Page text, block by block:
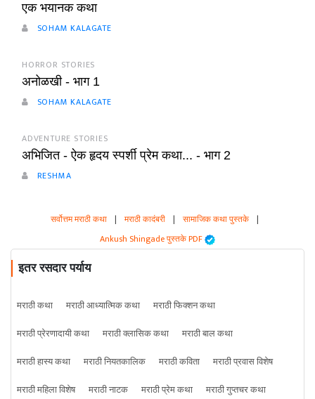
एक भयानक कथा
SOHAM KALAGATE
HORROR STORIES
अनोळखी - भाग 1
SOHAM KALAGATE
ADVENTURE STORIES
अभिजित - ऐक हृदय स्पर्शी प्रेम कथा... - भाग 2
RESHMA
सर्वोत्तम मराठी कथा | मराठी कादंबरी | सामाजिक कथा पुस्तके |
Ankush Shingade पुस्तके PDF
इतर रसदार पर्याय
मराठी कथा मराठी आध्यात्मिक कथा
मराठी फिक्शन कथा
मराठी प्रेरणादायी कथा
मराठी क्लासिक कथा
मराठी बाल कथा
मराठी हास्य कथा
मराठी नियतकालिक मराठी कविता
मराठी प्रवास विशेष
मराठी महिला विशेष
मराठी नाटक मराठी प्रेम कथा
मराठी गुप्तचर कथा